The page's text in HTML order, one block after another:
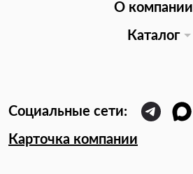
О компании
Каталог
Карточка компании